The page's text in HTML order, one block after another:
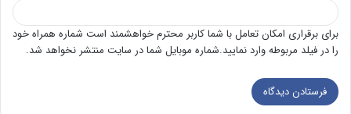
برای برقراری امکان تعامل با شما کاربر محترم خواهشمند است شماره همراه خود
را در فیلد مربوطه وارد نمایید.شماره موبایل شما در سایت منتشر نخواهد شد.